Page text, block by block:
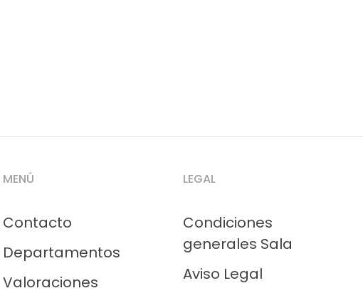
MENÚ
Contacto
Departamentos
Valoraciones
LEGAL
Condiciones
generales Sala
Aviso Legal